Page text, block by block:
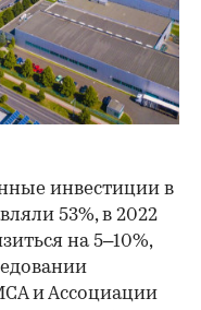
инвестиции в
53%, в 2022
на 5–10%,
и Ассоциации